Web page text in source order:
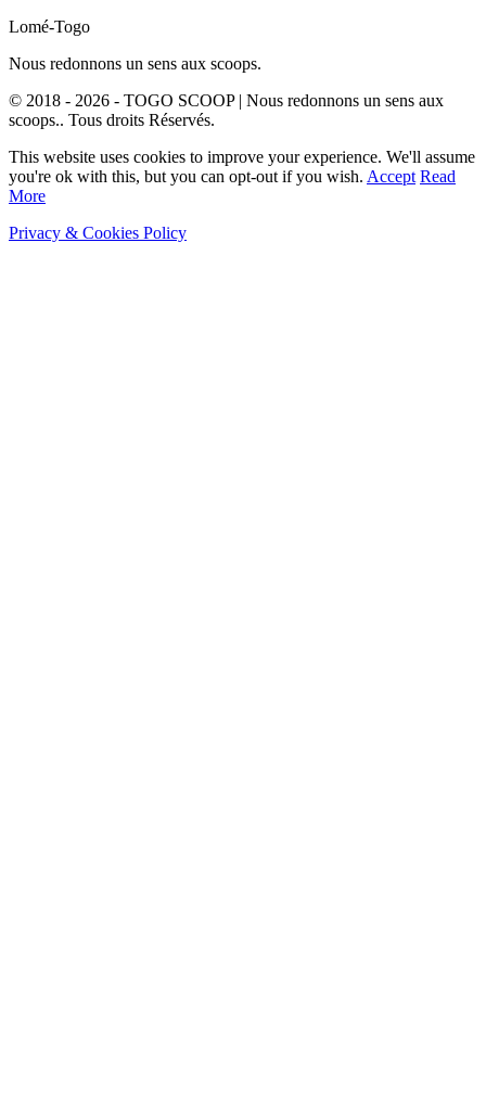
Lomé-Togo
Nous redonnons un sens aux scoops.
© 2018 - 2026 - TOGO SCOOP | Nous redonnons un sens aux
scoops.. Tous droits Réservés.
This website uses cookies to improve your experience. We'll assume
you're ok with this, but you can opt-out if you wish. Accept Read
More
Privacy & Cookies Policy